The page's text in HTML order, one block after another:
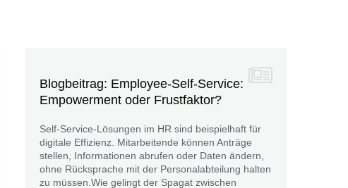
Blogbeitrag: Employee-Self-Service:
Empowerment oder Frustfaktor?
Self-Service-Lösungen im HR sind beispielhaft für
digitale Effizienz. Mitarbeitende können Anträge
stellen, Informationen abrufen oder Daten ändern,
ohne Rücksprache mit der Personalabteilung halten
zu müssen.Wie gelingt der Spagat zwischen